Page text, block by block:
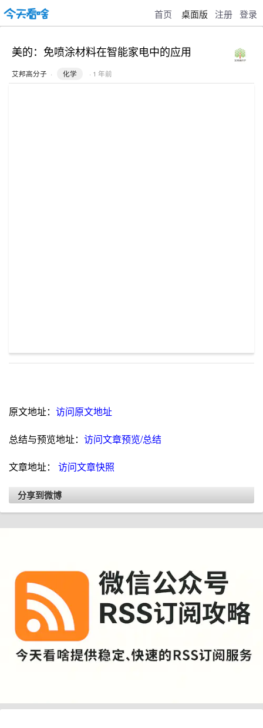
首页 桌面版 注册 登录
美的：免喷涂材料在智能家电中的应用
艾邦高分子 · 化学 · 1 年前
原文地址： 访问原文地址
总结与预览地址： 访问文章预览/总结
文章地址： 访问文章快照
分享到微博